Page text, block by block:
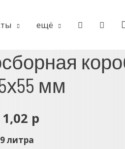
ещё
мм
1,02 р
литра